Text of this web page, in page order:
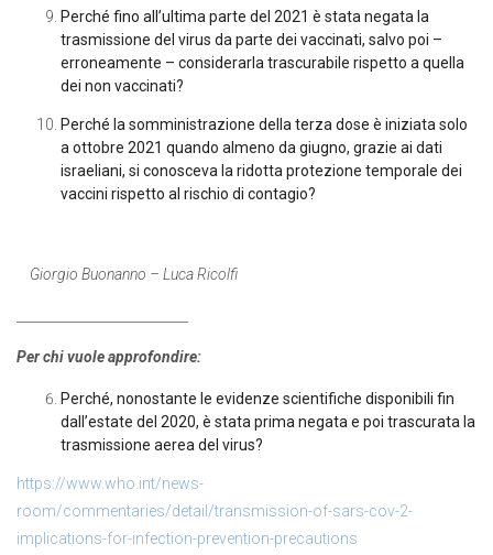
Perché fino all’ultima parte del 2021 è stata negata la
trasmissione del virus da parte dei vaccinati, salvo poi –
erroneamente – considerarla trascurabile rispetto a quella
dei non vaccinati?
Perché la somministrazione della terza dose è iniziata solo
a ottobre 2021 quando almeno da giugno, grazie ai dati
israeliani, si conosceva la ridotta protezione temporale dei
vaccini rispetto al rischio di contagio?
Giorgio Buonanno – Luca Ricolfi
Per chi vuole approfondire:
Perché, nonostante le evidenze scientifiche disponibili fin
dall’estate del 2020, è stata prima negata e poi trascurata la
trasmissione aerea del virus?
https://www.who.int/news-
room/commentaries/detail/transmission-of-sars-cov-2-
implications-for-infection-prevention-precautions